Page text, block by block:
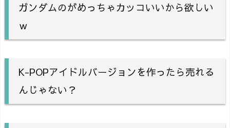
ガンダムのがめっちゃカッコいいから欲しい
ｗ
K-POPアイドルバージョンを作ったら売れる
んじゃない？